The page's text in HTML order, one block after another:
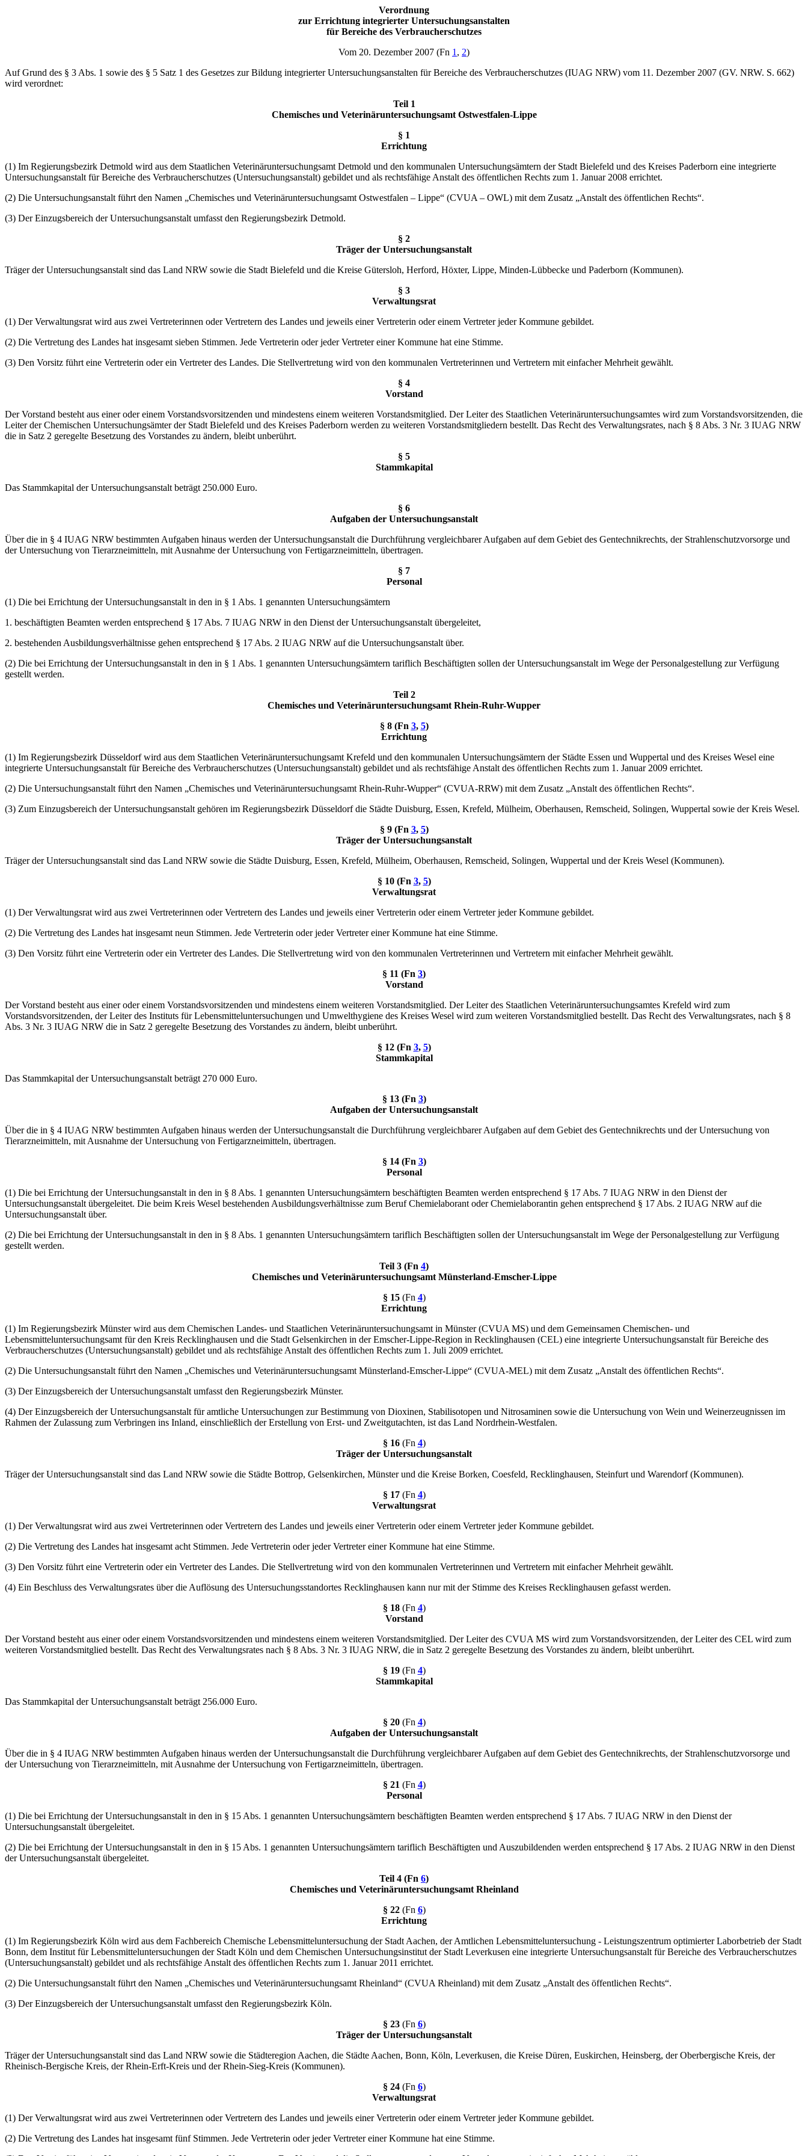
Verordnung
zur Errichtung integrierter Untersuchungsanstalten
für Bereiche des Verbraucherschutzes
Vom 20. Dezember 2007 (Fn 1 , 2)
Auf Grund des § 3 Abs. 1 sowie des § 5 Satz 1 des Gesetzes zur Bildung integrierter Untersuchungsanstalten für Bereiche des Verbraucherschutzes (IUAG NRW) vom 11. Dezember 2007 (GV. NRW. S. 662)
wird verordnet:
Teil 1
Chemisches und Veterinäruntersuchungsamt Ostwestfalen-Lippe
§ 1
Errichtung
(1) Im Regierungsbezirk Detmold wird aus dem Staatlichen Veterinäruntersuchungsamt Detmold und den kommunalen Untersuchungsämtern der Stadt Bielefeld und des Kreises Paderborn eine integrierte
Untersuchungsanstalt für Bereiche des Verbraucherschutzes (Untersuchungsanstalt) gebildet und als rechtsfähige Anstalt des öffentlichen Rechts zum 1. Januar 2008 errichtet.
(2) Die Untersuchungsanstalt führt den Namen „Chemisches und Veterinäruntersuchungsamt Ostwestfalen – Lippe“ (CVUA – OWL) mit dem Zusatz „Anstalt des öffentlichen Rechts“.
(3) Der Einzugsbereich der Untersuchungsanstalt umfasst den Regierungsbezirk Detmold.
§ 2
Träger der Untersuchungsanstalt
Träger der Untersuchungsanstalt sind das Land NRW sowie die Stadt Bielefeld und die Kreise Gütersloh, Herford, Höxter, Lippe, Minden-Lübbecke und Paderborn (Kommunen).
§ 3
Verwaltungsrat
(1) Der Verwaltungsrat wird aus zwei Vertreterinnen oder Vertretern des Landes und jeweils einer Vertreterin oder einem Vertreter jeder Kommune gebildet.
(2) Die Vertretung des Landes hat insgesamt sieben Stimmen. Jede Vertreterin oder jeder Vertreter einer Kommune hat eine Stimme.
(3) Den Vorsitz führt eine Vertreterin oder ein Vertreter des Landes. Die Stellvertretung wird von den kommunalen Vertreterinnen und Vertretern mit einfacher Mehrheit gewählt.
§ 4
Vorstand
Der Vorstand besteht aus einer oder einem Vorstandsvorsitzenden und mindestens einem weiteren Vorstandsmitglied. Der Leiter des Staatlichen Veterinäruntersuchungsamtes wird zum Vorstandsvorsitzenden, die
Leiter der Chemischen Untersuchungsämter der Stadt Bielefeld und des Kreises Paderborn werden zu weiteren Vorstandsmitgliedern bestellt. Das Recht des Verwaltungsrates, nach § 8 Abs. 3 Nr. 3 IUAG NRW
die in Satz 2 geregelte Besetzung des Vorstandes zu ändern, bleibt unberührt.
§ 5
Stammkapital
Das Stammkapital der Untersuchungsanstalt beträgt 250.000 Euro.
§ 6
Aufgaben der Untersuchungsanstalt
Über die in § 4 IUAG NRW bestimmten Aufgaben hinaus werden der Untersuchungsanstalt die Durchführung vergleichbarer Aufgaben auf dem Gebiet des Gentechnikrechts, der Strahlenschutzvorsorge und
der Untersuchung von Tierarzneimitteln, mit Ausnahme der Untersuchung von Fertigarzneimitteln, übertragen.
§ 7
Personal
(1) Die bei Errichtung der Untersuchungsanstalt in den in § 1 Abs. 1 genannten Untersuchungsämtern
1. beschäftigten Beamten werden entsprechend § 17 Abs. 7 IUAG NRW in den Dienst der Untersuchungsanstalt übergeleitet,
2. bestehenden Ausbildungsverhältnisse gehen entsprechend § 17 Abs. 2 IUAG NRW auf die Untersuchungsanstalt über.
(2) Die bei Errichtung der Untersuchungsanstalt in den in § 1 Abs. 1 genannten Untersuchungsämtern tariflich Beschäftigten sollen der Untersuchungsanstalt im Wege der Personalgestellung zur Verfügung
gestellt werden.
Teil 2
Chemisches und Veterinäruntersuchungsamt Rhein-Ruhr-Wupper
§ 8 (Fn 3, 5)
Errichtung
(1) Im Regierungsbezirk Düsseldorf wird aus dem Staatlichen Veterinäruntersuchungsamt Krefeld und den kommunalen Untersuchungsämtern der Städte Essen und Wuppertal und des Kreises Wesel eine
integrierte Untersuchungsanstalt für Bereiche des Verbraucherschutzes (Untersuchungsanstalt) gebildet und als rechtsfähige Anstalt des öffentlichen Rechts zum 1. Januar 2009 errichtet.
(2) Die Untersuchungsanstalt führt den Namen „Chemisches und Veterinäruntersuchungsamt Rhein-Ruhr-Wupper“ (CVUA-RRW) mit dem Zusatz „Anstalt des öffentlichen Rechts“.
(3) Zum Einzugsbereich der Untersuchungsanstalt gehören im Regierungsbezirk Düsseldorf die Städte Duisburg, Essen, Krefeld, Mülheim, Oberhausen, Remscheid, Solingen, Wuppertal sowie der Kreis Wesel.
§ 9 (Fn 3, 5)
Träger der Untersuchungsanstalt
Träger der Untersuchungsanstalt sind das Land NRW sowie die Städte Duisburg, Essen, Krefeld, Mülheim, Oberhausen, Remscheid, Solingen, Wuppertal und der Kreis Wesel (Kommunen).
§ 10 (Fn 3, 5)
Verwaltungsrat
(1) Der Verwaltungsrat wird aus zwei Vertreterinnen oder Vertretern des Landes und jeweils einer Vertreterin oder einem Vertreter jeder Kommune gebildet.
(2) Die Vertretung des Landes hat insgesamt neun Stimmen. Jede Vertreterin oder jeder Vertreter einer Kommune hat eine Stimme.
(3) Den Vorsitz führt eine Vertreterin oder ein Vertreter des Landes. Die Stellvertretung wird von den kommunalen Vertreterinnen und Vertretern mit einfacher Mehrheit gewählt.
§ 11 (Fn 3)
Vorstand
Der Vorstand besteht aus einer oder einem Vorstandsvorsitzenden und mindestens einem weiteren Vorstandsmitglied. Der Leiter des Staatlichen Veterinäruntersuchungsamtes Krefeld wird zum
Vorstandsvorsitzenden, der Leiter des Instituts für Lebensmitteluntersuchungen und Umwelthygiene des Kreises Wesel wird zum weiteren Vorstandsmitglied bestellt. Das Recht des Verwaltungsrates, nach § 8
Abs. 3 Nr. 3 IUAG NRW die in Satz 2 geregelte Besetzung des Vorstandes zu ändern, bleibt unberührt.
§ 12 (Fn 3, 5)
Stammkapital
Das Stammkapital der Untersuchungsanstalt beträgt 270 000 Euro.
§ 13 (Fn 3)
Aufgaben der Untersuchungsanstalt
Über die in § 4 IUAG NRW bestimmten Aufgaben hinaus werden der Untersuchungsanstalt die Durchführung vergleichbarer Aufgaben auf dem Gebiet des Gentechnikrechts und der Untersuchung von
Tierarzneimitteln, mit Ausnahme der Untersuchung von Fertigarzneimitteln, übertragen.
§ 14 (Fn 3)
Personal
(1) Die bei Errichtung der Untersuchungsanstalt in den in § 8 Abs. 1 genannten Untersuchungsämtern beschäftigten Beamten werden entsprechend § 17 Abs. 7 IUAG NRW in den Dienst der
Untersuchungsanstalt übergeleitet. Die beim Kreis Wesel bestehenden Ausbildungsverhältnisse zum Beruf Chemielaborant oder Chemielaborantin gehen entsprechend § 17 Abs. 2 IUAG NRW auf die
Untersuchungsanstalt über.
(2) Die bei Errichtung der Untersuchungsanstalt in den in § 8 Abs. 1 genannten Untersuchungsämtern tariflich Beschäftigten sollen der Untersuchungsanstalt im Wege der Personalgestellung zur Verfügung
gestellt werden.
Teil 3 (Fn 4)
Chemisches und Veterinäruntersuchungsamt Münsterland-Emscher-Lippe
§ 15 (Fn 4)
Errichtung
(1) Im Regierungsbezirk Münster wird aus dem Chemischen Landes- und Staatlichen Veterinäruntersuchungsamt in Münster (CVUA MS) und dem Gemeinsamen Chemischen- und
Lebensmitteluntersuchungsamt für den Kreis Recklinghausen und die Stadt Gelsenkirchen in der Emscher-Lippe-Region in Recklinghausen (CEL) eine integrierte Untersuchungsanstalt für Bereiche des
Verbraucherschutzes (Untersuchungsanstalt) gebildet und als rechtsfähige Anstalt des öffentlichen Rechts zum 1. Juli 2009 errichtet.
(2) Die Untersuchungsanstalt führt den Namen „Chemisches und Veterinäruntersuchungsamt Münsterland-Emscher-Lippe“ (CVUA-MEL) mit dem Zusatz „Anstalt des öffentlichen Rechts“.
(3) Der Einzugsbereich der Untersuchungsanstalt umfasst den Regierungsbezirk Münster.
(4) Der Einzugsbereich der Untersuchungsanstalt für amtliche Untersuchungen zur Bestimmung von Dioxinen, Stabilisotopen und Nitrosaminen sowie die Untersuchung von Wein und Weinerzeugnissen im
Rahmen der Zulassung zum Verbringen ins Inland, einschließlich der Erstellung von Erst- und Zweitgutachten, ist das Land Nordrhein-Westfalen.
§ 16 (Fn 4)
Träger der Untersuchungsanstalt
Träger der Untersuchungsanstalt sind das Land NRW sowie die Städte Bottrop, Gelsenkirchen, Münster und die Kreise Borken, Coesfeld, Recklinghausen, Steinfurt und Warendorf (Kommunen).
§ 17 (Fn 4)
Verwaltungsrat
(1) Der Verwaltungsrat wird aus zwei Vertreterinnen oder Vertretern des Landes und jeweils einer Vertreterin oder einem Vertreter jeder Kommune gebildet.
(2) Die Vertretung des Landes hat insgesamt acht Stimmen. Jede Vertreterin oder jeder Vertreter einer Kommune hat eine Stimme.
(3) Den Vorsitz führt eine Vertreterin oder ein Vertreter des Landes. Die Stellvertretung wird von den kommunalen Vertreterinnen und Vertretern mit einfacher Mehrheit gewählt.
(4) Ein Beschluss des Verwaltungsrates über die Auflösung des Untersuchungsstandortes Recklinghausen kann nur mit der Stimme des Kreises Recklinghausen gefasst werden.
§ 18 (Fn 4)
Vorstand
Der Vorstand besteht aus einer oder einem Vorstandsvorsitzenden und mindestens einem weiteren Vorstandsmitglied. Der Leiter des CVUA MS wird zum Vorstandsvorsitzenden, der Leiter des CEL wird zum
weiteren Vorstandsmitglied bestellt. Das Recht des Verwaltungsrates nach § 8 Abs. 3 Nr. 3 IUAG NRW, die in Satz 2 geregelte Besetzung des Vorstandes zu ändern, bleibt unberührt.
§ 19 (Fn 4)
Stammkapital
Das Stammkapital der Untersuchungsanstalt beträgt 256.000 Euro.
§ 20 (Fn 4)
Aufgaben der Untersuchungsanstalt
Über die in § 4 IUAG NRW bestimmten Aufgaben hinaus werden der Untersuchungsanstalt die Durchführung vergleichbarer Aufgaben auf dem Gebiet des Gentechnikrechts, der Strahlenschutzvorsorge und
der Untersuchung von Tierarzneimitteln, mit Ausnahme der Untersuchung von Fertigarzneimitteln, übertragen.
§ 21 (Fn 4)
Personal
(1) Die bei Errichtung der Untersuchungsanstalt in den in § 15 Abs. 1 genannten Untersuchungsämtern beschäftigten Beamten werden entsprechend § 17 Abs. 7 IUAG NRW in den Dienst der
Untersuchungsanstalt übergeleitet.
(2) Die bei Errichtung der Untersuchungsanstalt in den in § 15 Abs. 1 genannten Untersuchungsämtern tariflich Beschäftigten und Auszubildenden werden entsprechend § 17 Abs. 2 IUAG NRW in den Dienst
der Untersuchungsanstalt übergeleitet.
Teil 4 (Fn 6)
Chemisches und Veterinäruntersuchungsamt Rheinland
§ 22 (Fn 6)
Errichtung
(1) Im Regierungsbezirk Köln wird aus dem Fachbereich Chemische Lebensmitteluntersuchung der Stadt Aachen, der Amtlichen Lebensmitteluntersuchung - Leistungszentrum optimierter Laborbetrieb der Stadt
Bonn, dem Institut für Lebensmitteluntersuchungen der Stadt Köln und dem Chemischen Untersuchungsinstitut der Stadt Leverkusen eine integrierte Untersuchungsanstalt für Bereiche des Verbraucherschutzes
(Untersuchungsanstalt) gebildet und als rechtsfähige Anstalt des öffentlichen Rechts zum 1. Januar 2011 errichtet.
(2) Die Untersuchungsanstalt führt den Namen „Chemisches und Veterinäruntersuchungsamt Rheinland“ (CVUA Rheinland) mit dem Zusatz „Anstalt des öffentlichen Rechts“.
(3) Der Einzugsbereich der Untersuchungsanstalt umfasst den Regierungsbezirk Köln.
§ 23 (Fn 6)
Träger der Untersuchungsanstalt
Träger der Untersuchungsanstalt sind das Land NRW sowie die Städteregion Aachen, die Städte Aachen, Bonn, Köln, Leverkusen, die Kreise Düren, Euskirchen, Heinsberg, der Oberbergische Kreis, der
Rheinisch-Bergische Kreis, der Rhein-Erft-Kreis und der Rhein-Sieg-Kreis (Kommunen).
§ 24 (Fn 6)
Verwaltungsrat
(1) Der Verwaltungsrat wird aus zwei Vertreterinnen oder Vertretern des Landes und jeweils einer Vertreterin oder einem Vertreter jeder Kommune gebildet.
(2) Die Vertretung des Landes hat insgesamt fünf Stimmen. Jede Vertreterin oder jeder Vertreter einer Kommune hat eine Stimme.